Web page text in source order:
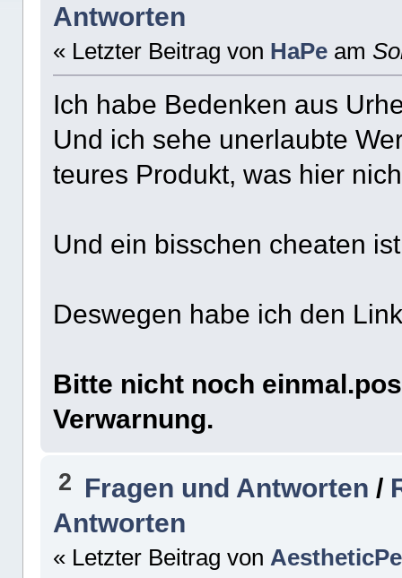
Antworten
« Letzter Beitrag von HaPe am
Ich habe Bedenken aus
Und ich sehe unerlaubte
teures Produkt, was hier
Und ein bisschen cheaten
Deswegen habe ich den
Bitte nicht noch
Verwarnung.
2 Fragen und Antworten /
Antworten
« Letzter Beitrag von